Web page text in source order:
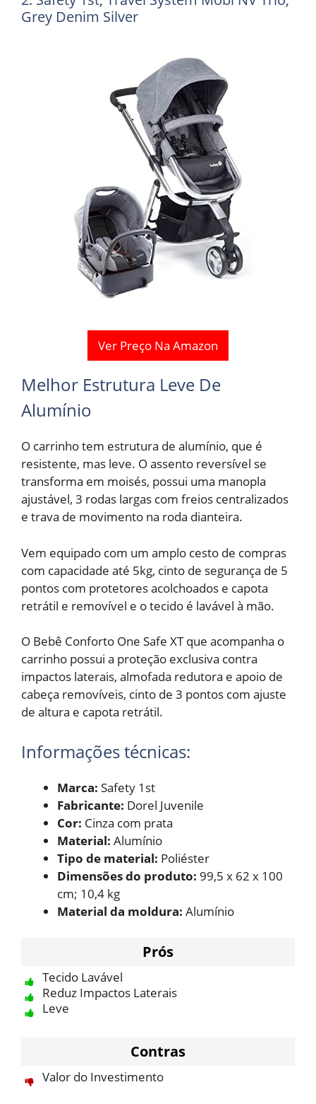
Grey Denim Silver
Ver Preço Na Amazon
Melhor Estrutura Leve De
Alumínio
O carrinho tem estrutura de alumínio, que é
resistente, mas leve. O assento reversível se
transforma em moisés, possui uma manopla
ajustável, 3 rodas largas com freios centralizados
e trava de movimento na roda dianteira.
Vem equipado com um amplo cesto de compras
com capacidade até 5kg, cinto de segurança de 5
pontos com protetores acolchoados e capota
retrátil e removível e o tecido é lavável à mão.
O Bebê Conforto One Safe XT que acompanha o
carrinho possui a proteção exclusiva contra
impactos laterais, almofada redutora e apoio de
cabeça removíveis, cinto de 3 pontos com ajuste
de altura e capota retrátil.
Informações técnicas:
Marca: Safety 1st
Fabricante: Dorel Juvenile
Cor: Cinza com prata
Material: Alumínio
Tipo de material: Poliéster
Dimensões do produto: 99,5 x 62 x 100
cm; 10,4 kg
Material da moldura: Alumínio
Prós
Tecido Lavável
Reduz Impactos Laterais
Leve
Contras
Valor do Investimento